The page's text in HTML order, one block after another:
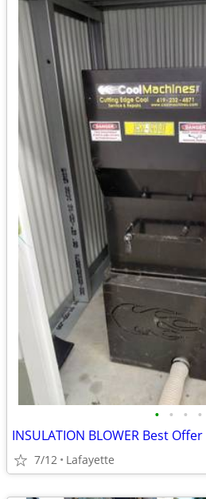
• • • •
INSULATION BLOWER Best Offer
7/12 Lafayette